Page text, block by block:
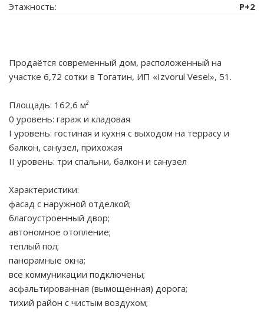
Этажность:
P+2
Продаётся современный дом, расположенный на
участке 6,72 сотки в Тогатин, ИП «Izvorul Vesel», 51.
Площадь: 162,6 м²
0 уровень: гараж и кладовая
I уровень: гостиная и кухня с выходом на террасу и
балкон, санузел, прихожая
II уровень: три спальни, балкон и санузел
Характеристики:
фасад с наружной отделкой;
благоустроенный двор;
автономное отопление;
тёплый пол;
панорамные окна;
все коммуникации подключены;
асфальтированная (вымощенная) дорога;
тихий район с чистым воздухом;